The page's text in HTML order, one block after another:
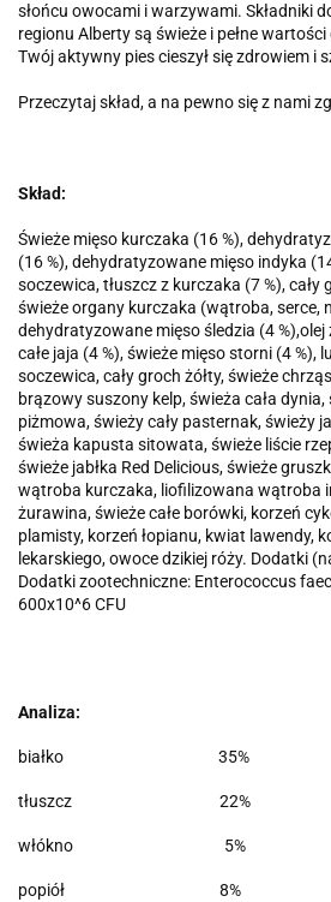
słońcu owocami i warzywami. Składniki
regionu Alberty są świeże i pełne
Twój aktywny pies cieszył się zdrowiem i
Przeczytaj skład, a na pewno się z nami
Skład:
Świeże mięso kurczaka (16 %),
(16 %), dehydratyzowane mięso indyka
soczewica, tłuszcz z kurczaka (7 %), cały
świeże organy kurczaka (wątroba, serce,
dehydratyzowane mięso śledzia (4 %),olej
całe jaja (4 %), świeże mięso storni (4 %),
soczewica, cały groch żółty, świeże
brązowy suszony kelp, świeża cała dynia,
piżmowa, świeży cały pasternak, świeży
świeża kapusta sitowata, świeże liście
świeże jabłka Red Delicious, świeże
wątroba kurczaka, liofilizowana wątroba
żurawina, świeże całe borówki, korzeń
plamisty, korzeń łopianu, kwiat lawendy,
lekarskiego, owoce dzikiej róży. Dodatki
Dodatki zootechniczne: Enterococcus
600x10^6 CFU
Analiza:
białko 35%
tłuszcz 22%
włókno 5%
popiół 8%